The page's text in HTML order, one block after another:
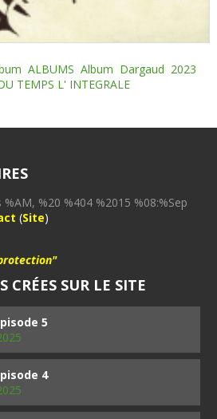
ALBUMS Album Dargaud 2023
TEMPS L' INTEGRALE
%AM, %20 %404 %2015 %08:%Sep
(Site)
CRÉES SUR LE SITE
5
4